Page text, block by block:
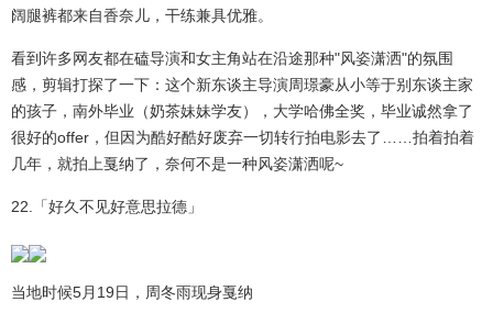
阔腿裤都来自香奈儿，干练兼具优雅。
看到许多网友都在磕导演和女主角站在沿途那种"风姿潇洒"的氛围
感，剪辑打探了一下：这个新东谈主导演周璟豪从小等于别东谈主家
的孩子，南外毕业（奶茶妹妹学友），大学哈佛全奖，毕业诚然拿了
很好的offer，但因为酷好酷好废弃一切转行拍电影去了……拍着拍着
几年，就拍上戛纳了，奈何不是一种风姿潇洒呢~
22.「好久不见好意思拉德」
当地时候5月19日，周冬雨现身戛纳